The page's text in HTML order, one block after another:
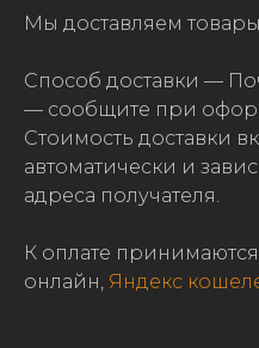
Мы доставляем
Способ доставки —
— сообщите при
Стоимость доставки
автоматически и
адреса получателя.
К оплате принимаются
онлайн, Яндекс